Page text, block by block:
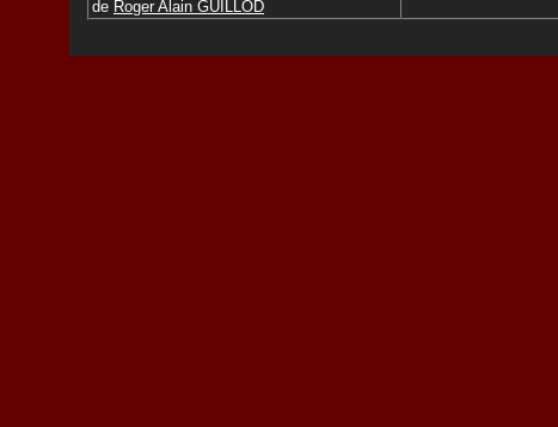
de Roger Alain GUILLOD